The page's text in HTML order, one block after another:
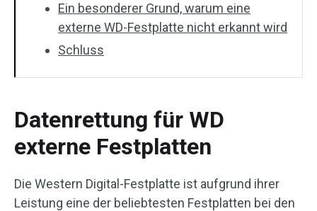
Ein besonderer Grund, warum eine
externe WD-Festplatte nicht erkannt wird
Schluss
Datenrettung für WD
externe Festplatten
Die Western Digital-Festplatte ist aufgrund ihrer
Leistung eine der beliebtesten Festplatten bei den